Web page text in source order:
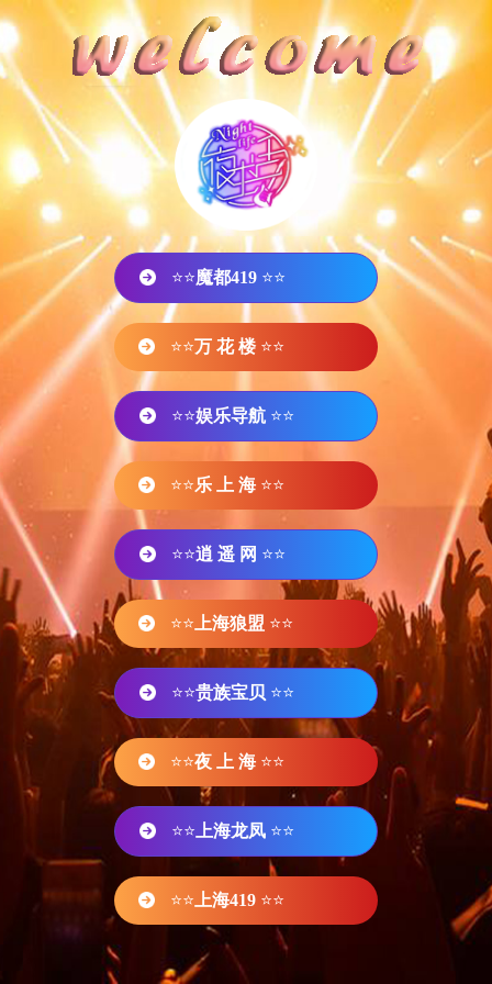
⭐⭐魔都419 ⭐⭐
⭐⭐万 花 楼 ⭐⭐
⭐⭐娱乐导航 ⭐⭐
⭐⭐乐 上 海 ⭐⭐
⭐⭐逍 遥 网 ⭐⭐
⭐⭐ 上海狼盟 ⭐⭐
⭐⭐贵族宝贝 ⭐⭐
⭐⭐夜 上 海 ⭐⭐
⭐⭐ 上海龙凤 ⭐⭐
⭐⭐ 上海419 ⭐⭐